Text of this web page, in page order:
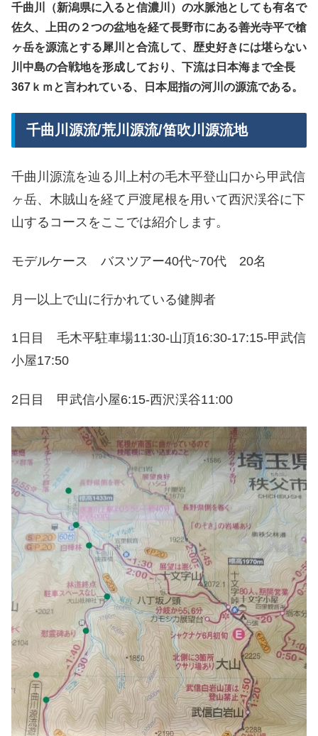
千曲川（新潟県に入ると信濃川）の水脈池としても有名で
佐久、上田の２つの盆地を経て長野市にある善光寺平で槍
ヶ岳を源流とする犀川と合流して、歴史好きには堪らない
川中島の合戦地を形成しており、下流は日本海まで全長
367ｋｍと言われている、日本屈指の河川の源流である。
千曲川源流/荒川源流/笛吹川源流地
千曲川源流を辿る川上村の毛木平登山口から甲武信
ヶ岳、木賊山を経て戸渡尾根を用いて西沢渓谷に下
山するコースをここでは紹介します。
モデルケース バスツアー40代~70代 20名
月一以上で山に行かれている健脚者
1日目 毛木平駐車場11:30-山頂16:30-17:15-甲武信
小屋17:50
2日目 甲武信小屋6:15-西沢渓谷11:00